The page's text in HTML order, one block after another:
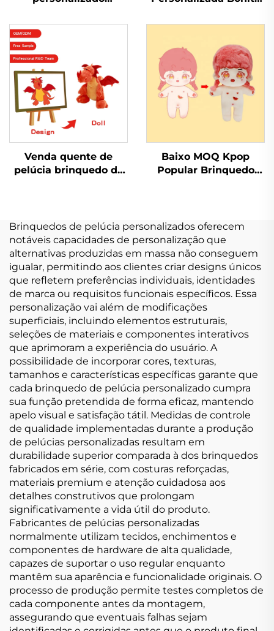
pelúcia brinquedo
chaveiro de pelúcia
brinquedo de pelúcia
para promoção
De Pelúcia Chaveiro
Pelúcia
Venda quente de
pelúcia brinquedo de
pelúcia macia
brinquedo de pelúcia
personalizar
Baixo MOQ Kpop
Popular Brinquedo
Brinquedos de pelúcia personalizados oferecem
notáveis capacidades de personalização que
alternativas produzidas em massa não conseguem
igualar, permitindo aos clientes criar designs únicos
que refletem preferências individuais, identidades
de marca ou requisitos funcionais específicos. Essa
personalização vai além de modificações
superficiais, incluindo elementos estruturais,
seleções de materiais e componentes interativos
que aprimoram a experiência do usuário. A
possibilidade de incorporar cores, texturas,
tamanhos e características específicas garante que
cada brinquedo de pelúcia personalizado cumpra
sua função pretendida de forma eficaz, mantendo
apelo visual e satisfação tátil. Medidas de controle
de qualidade implementadas durante a produção
de pelúcias personalizadas resultam em
durabilidade superior comparada à dos brinquedos
fabricados em série, com costuras reforçadas,
materiais premium e atenção cuidadosa aos
detalhes construtivos que prolongam
significativamente a vida útil do produto.
Fabricantes de pelúcias personalizadas
normalmente utilizam tecidos, enchimentos e
componentes de hardware de alta qualidade,
capazes de suportar o uso regular enquanto
mantêm sua aparência e funcionalidade originais. O
processo de produção permite testes completos de
cada componente antes da montagem,
assegurando que eventuais falhas sejam